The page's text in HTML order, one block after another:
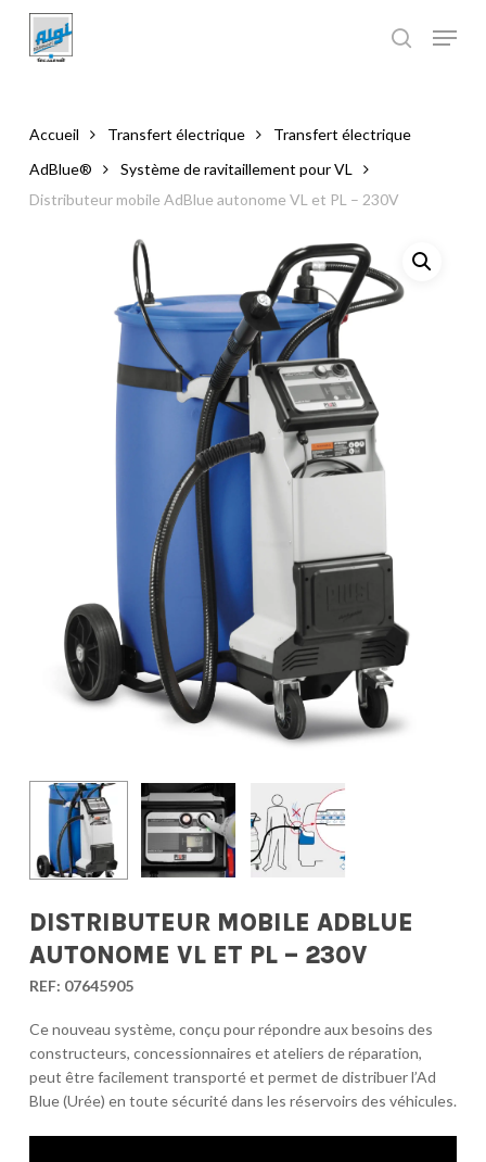
main
Accueil Transfert électrique
Transfert électrique
AdBlue®
Système de ravitaillement pour VL
Distributeur mobile AdBlue autonome VL et PL – 230V
DISTRIBUTEUR MOBILE ADBLUE
AUTONOME VL ET PL – 230V
REF: 07645905
Ce nouveau système, conçu pour répondre aux besoins des
constructeurs, concessionnaires et ateliers de réparation,
peut être facilement transporté et permet de distribuer l’Ad
Blue (Urée) en toute sécurité dans les réservoirs des véhicules.